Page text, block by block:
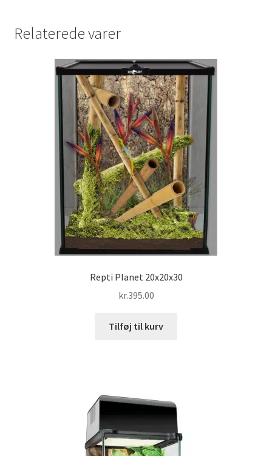
Relaterede varer
Repti Planet 20x20x30
kr.395.00
Tilføj til kurv